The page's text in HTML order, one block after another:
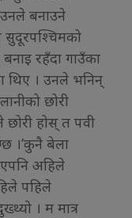
बनाउने
सुदूरपश्चिमको
रहँदा गाउँका
थिए । उनले भनिन्
छोरी
होस् त पवी
।’कुनै बेला
अहिले
पहिले
। म मात्र